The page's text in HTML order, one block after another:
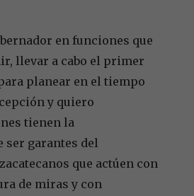
en funciones que
llevar a cabo el primer
planear en el tiempo
y quiero
tienen la
ser garantes del
que actúen con
de miras y con